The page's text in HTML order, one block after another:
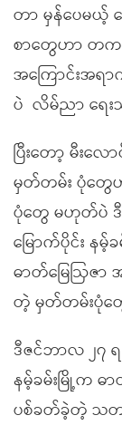
တာ မှန်ပေမယ့်
စာတွေဟာ တကယ့်
အကြောင်းအရ
ပဲ လိမ်ညာ ရေး
ပြီးတော့ မီးလ
မှတ်တမ်း ပုံတွေဟ
ပုံတွေ မဟုတ်ပဲ
မြောက်ပိုင်း
ဓာတ်မြေဩဇာ
တဲ့ မှတ်တမ်းပုံတွ
ဒီဇင်ဘာလ ၂
နမ့်ခမ်းမြို့က ဓ
ပစ်ခတ်ခဲ့တဲ့ သတ